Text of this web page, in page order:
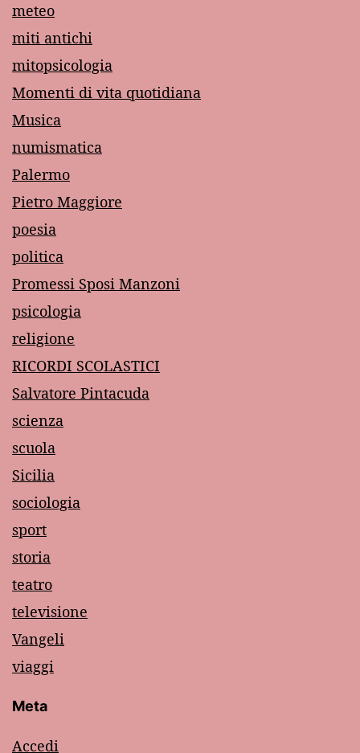
meteo
miti antichi
mitopsicologia
Momenti di vita quotidiana
Musica
numismatica
Palermo
Pietro Maggiore
poesia
politica
Promessi Sposi Manzoni
psicologia
religione
RICORDI SCOLASTICI
Salvatore Pintacuda
scienza
scuola
Sicilia
sociologia
sport
storia
teatro
televisione
Vangeli
viaggi
Meta
Accedi